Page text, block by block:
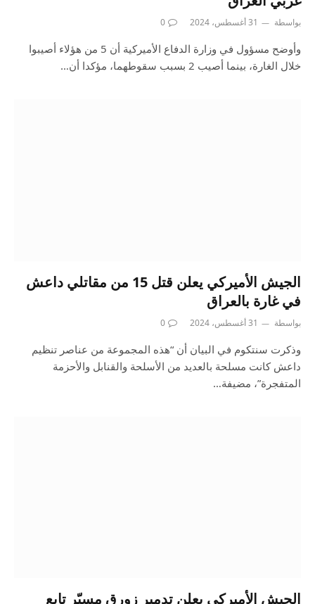
بواسطة 31 أغسطس، 2024 0
وأوضح مسؤول في وزارة الدفاع الأميركية أن 5 من هؤلاء أصيبوا
خلال الغارة، بينما أصيب 2 بسبب سقوطهما، مؤكدا أن…
الجيش الأميركي يعلن قتل 15 من مقاتلي داعش
في غارة بالعراق
بواسطة 31 أغسطس، 2024 0
وذكرت سنتكوم في البيان أن “هذه المجموعة من عناصر تنظيم
داعش كانت مسلحة بالعديد من الأسلحة والقنابل والأحزمة
المتفجرة”، مضيفة…
الجيش الأميركي يعلن تدمير زورق مسيّر تابع